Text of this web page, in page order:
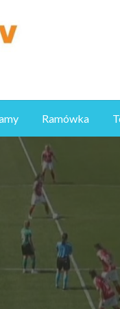
Ramówka